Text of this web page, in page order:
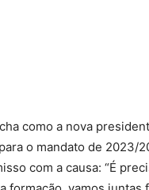
como a nova
o mandato de 2023/
com a causa: “É